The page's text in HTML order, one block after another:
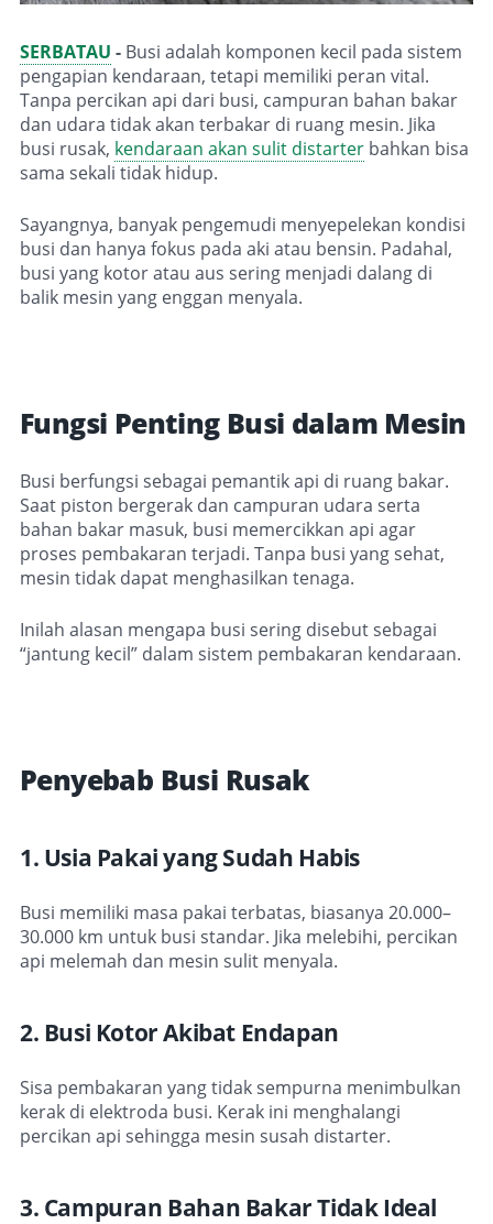
SERBATAU - Busi adalah komponen kecil pada sistem
pengapian kendaraan, tetapi memiliki peran vital.
Tanpa percikan api dari busi, campuran bahan bakar
dan udara tidak akan terbakar di ruang mesin. Jika
busi rusak, kendaraan akan sulit distarter bahkan bisa
sama sekali tidak hidup.
Sayangnya, banyak pengemudi menyepelekan kondisi
busi dan hanya fokus pada aki atau bensin. Padahal,
busi yang kotor atau aus sering menjadi dalang di
balik mesin yang enggan menyala.
Fungsi Penting Busi dalam Mesin
Busi berfungsi sebagai pemantik api di ruang bakar.
Saat piston bergerak dan campuran udara serta
bahan bakar masuk, busi memercikkan api agar
proses pembakaran terjadi. Tanpa busi yang sehat,
mesin tidak dapat menghasilkan tenaga.
Inilah alasan mengapa busi sering disebut sebagai
“jantung kecil” dalam sistem pembakaran kendaraan.
Penyebab Busi Rusak
1. Usia Pakai yang Sudah Habis
Busi memiliki masa pakai terbatas, biasanya 20.000–
30.000 km untuk busi standar. Jika melebihi, percikan
api melemah dan mesin sulit menyala.
2. Busi Kotor Akibat Endapan
Sisa pembakaran yang tidak sempurna menimbulkan
kerak di elektroda busi. Kerak ini menghalangi
percikan api sehingga mesin susah distarter.
3. Campuran Bahan Bakar Tidak Ideal